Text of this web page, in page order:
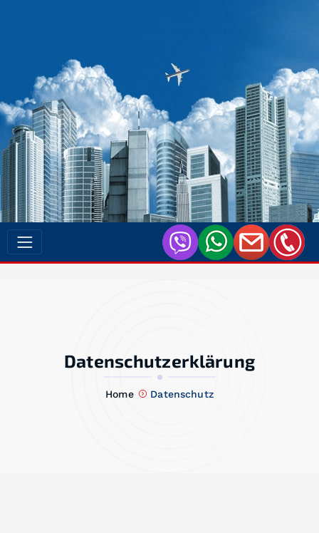
Datenschutzerklärung
Home Datenschutz